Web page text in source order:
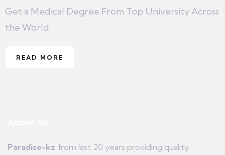
Get a Medical Degree From Top University Across
the World
READ MORE
Paradise-kz from last 20 years providing quality